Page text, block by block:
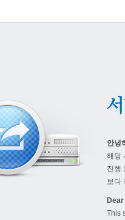
안녕
해당
진행
보다
This